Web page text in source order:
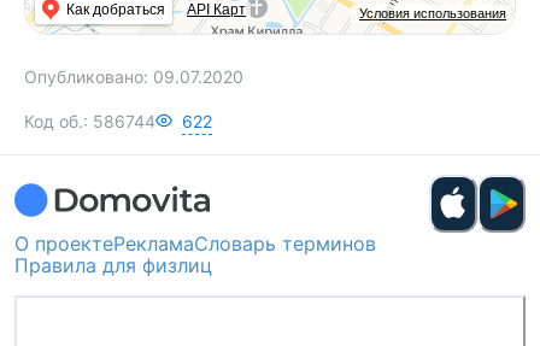
Условия использования
Как добраться API Карт
Опубликовано: 09.07.2020
Код об.: 586744 622
О проектеРекламаСловарь терминов
Правила для физлиц